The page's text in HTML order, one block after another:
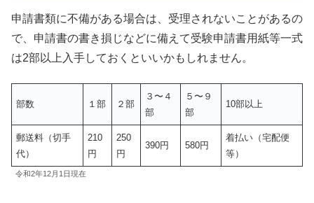
申請書類に不備がある場合は、受理されないことがあるの
で、申請書の書き損じなどに備えて受験申請書用紙等一式
は2部以上入手しておくといいかもしれません。
部数 １部 ２部
３〜４
部
５〜９
部
10部以上
郵送料（切手
代）
210
円
250
円
390円 580円
着払い（宅配便
等）
令和2年12月1日現在